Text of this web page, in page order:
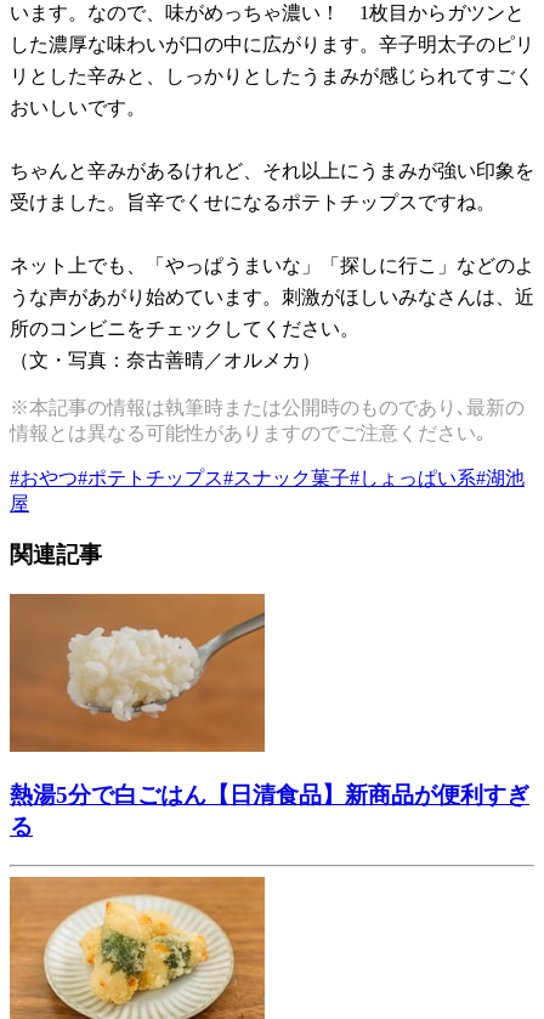
います。なので、味がめっちゃ濃い！ 1枚目からガツンと
した濃厚な味わいが口の中に広がります。辛子明太子のピリ
リとした辛みと、しっかりとしたうまみが感じられてすごく
おいしいです。
ちゃんと辛みがあるけれど、それ以上にうまみが強い印象を
受けました。旨辛でくせになるポテトチップスですね。
ネット上でも、「やっぱうまいな」「探しに行こ」などのよ
うな声があがり始めています。刺激がほしいみなさんは、近
所のコンビニをチェックしてください。
（文・写真：奈古善晴／オルメカ）
※本記事の情報は執筆時または公開時のものであり､最新の
情報とは異なる可能性がありますのでご注意ください｡
#おやつ#ポテトチップス#スナック菓子#しょっぱい系#湖池
屋
関連記事
熱湯5分で白ごはん【日清食品】新商品が便利すぎ
る